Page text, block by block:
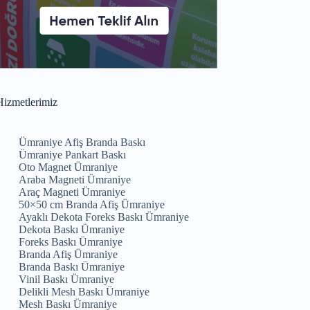
Ümraniye Afiş Branda Baskı
Ümraniye Pankart Baskı
Oto Magnet Ümraniye
Araba Magneti Ümraniye
Araç Magneti Ümraniye
50×50 cm Branda Afiş Ümraniye
Ayaklı Dekota Foreks Baskı Ümraniye
Dekota Baskı Ümraniye
Foreks Baskı Ümraniye
Branda Afiş Ümraniye
Branda Baskı Ümraniye
Vinil Baskı Ümraniye
Delikli Mesh Baskı Ümraniye
Mesh Baskı Ümraniye